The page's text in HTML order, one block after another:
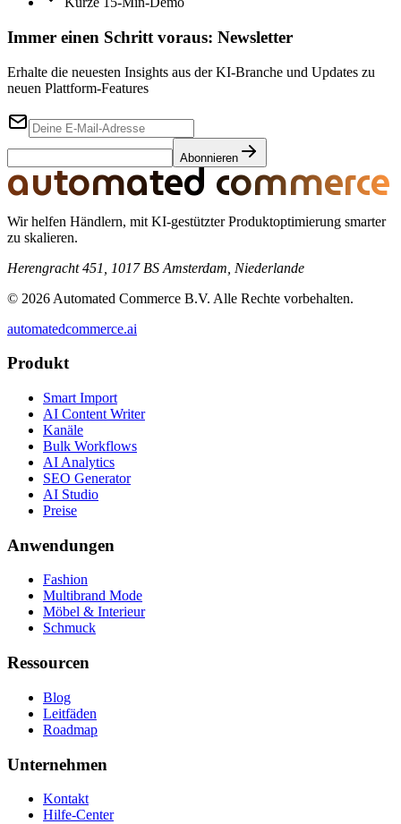
Immer einen Schritt voraus: Newsletter
Erhalte die neuesten Insights aus der KI-Branche und Updates zu
neuen Plattform-Features
Abonnieren
automated commerce
Wir helfen Händlern, mit KI-gestützter Produktoptimierung smarter
zu skalieren.
Herengracht 451, 1017 BS Amsterdam, Niederlande
© 2026 Automated Commerce B.V. Alle Rechte vorbehalten.
automatedcommerce.ai
Produkt
Smart Import
AI Content Writer
Kanäle
Bulk Workflows
AI Analytics
SEO Generator
AI Studio
Preise
Anwendungen
Fashion
Multibrand Mode
Möbel & Interieur
Schmuck
Ressourcen
Blog
Leitfäden
Roadmap
Unternehmen
Kontakt
Hilfe-Center